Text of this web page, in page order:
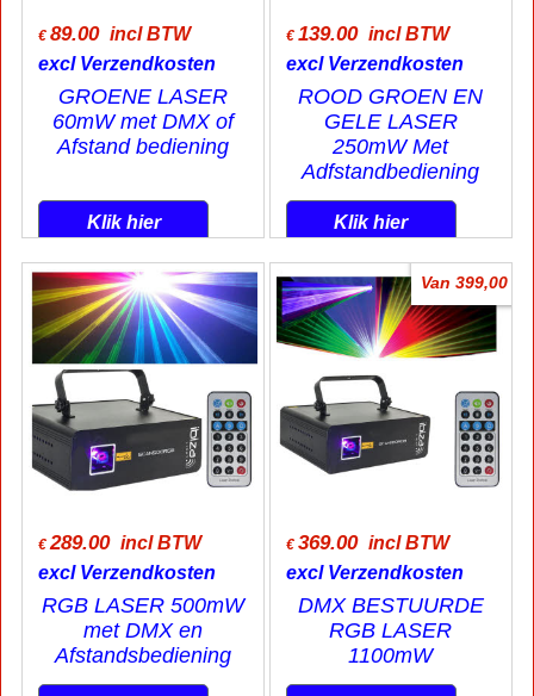
€ 89.00 incl BTW
excl Verzendkosten
GROENE LASER
60mW met DMX of
Afstand bediening
Klik hier
€ 139.00 incl BTW
excl Verzendkosten
ROOD GROEN EN
GELE LASER
250mW Met
Adfstandbediening
Klik hier
€ 289.00 incl BTW
excl Verzendkosten
RGB LASER 500mW
met DMX en
Afstandsbediening
Van 399,00
€ 369.00 incl BTW
excl Verzendkosten
DMX BESTUURDE
RGB LASER
1100mW